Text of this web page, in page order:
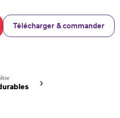
Télécharger & commander